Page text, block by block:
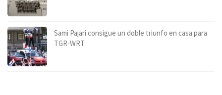
Sami Pajari consigue un doble triunfo en casa para
TGR-WRT